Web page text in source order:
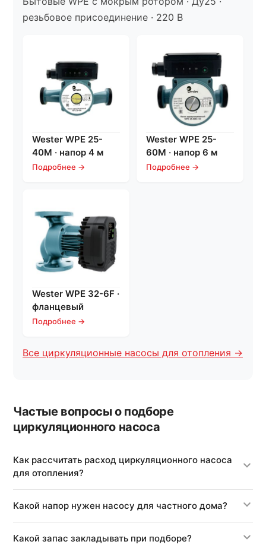
резьбовое присоединение · 220 В
Wester WPE 25-
40M · напор 4 м
Подробнее →
Wester WPE 25-
60M · напор 6 м
Подробнее →
Wester WPE 32-6F ·
фланцевый
Подробнее →
Все циркуляционные насосы для отопления →
Частые вопросы о подборе
циркуляционного насоса
Как рассчитать расход циркуляционного насоса
для отопления?
Какой напор нужен насосу для частного дома?
Какой запас закладывать при подборе?